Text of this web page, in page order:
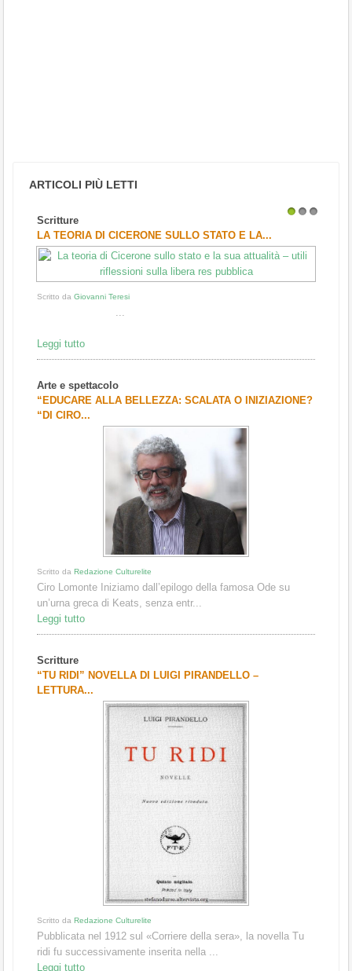
ARTICOLI PIÙ LETTI
Scritture
LA TEORIA DI CICERONE SULLO STATO E LA...
Scritto da Giovanni Teresi
...
Leggi tutto
Arte e spettacolo
“EDUCARE ALLA BELLEZZA: SCALATA O INIZIAZIONE?
“DI CIRO...
Scritto da Redazione Culturelite
Ciro Lomonte Iniziamo dall’epilogo della famosa Ode su
un’urna greca di Keats, senza entr...
Leggi tutto
Scritture
“TU RIDI” NOVELLA DI LUIGI PIRANDELLO –
LETTURA...
Scritto da Redazione Culturelite
Pubblicata nel 1912 sul «Corriere della sera», la novella Tu
ridi fu successivamente inserita nella ...
Leggi tutto